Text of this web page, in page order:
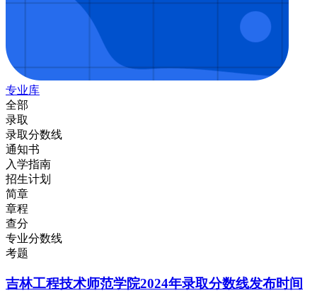
专业库
全部
录取
录取分数线
通知书
入学指南
招生计划
简章
章程
查分
专业分数线
考题
吉林工程技术师范学院2024年录取分数线发布时间